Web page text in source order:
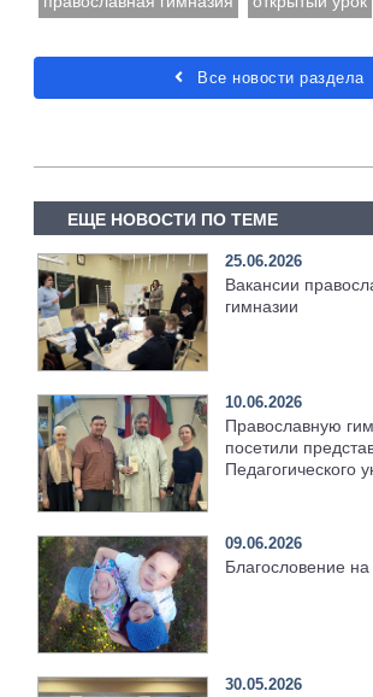
Все новости раздела
ЕЩЕ НОВОСТИ ПО ТЕМЕ
25.06.2026
Вакансии
гимназии
10.06.2026
Православную
посетили
Педагогического
09.06.2026
Благословение на
30.05.2026